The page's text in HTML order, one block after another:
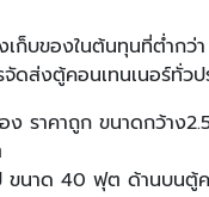
ก็บของในต้นทุนที่ต่ำก
ดส่งตู้คอนเทนเนอร์ทั่วป
าคาถูก ขนาดกว้าง
ขนาด 40 ฟุต ด้านบนตู้